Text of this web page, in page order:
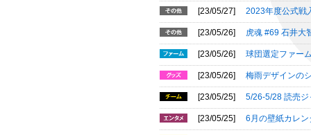
[23/05/27] 2023年度公式戦
[23/05/26] 虎魂 #69 石井大
[23/05/26] 球団選定ファー
[23/05/26] 梅雨デザインの
[23/05/25] 5/26-5/28 読売
[23/05/25] 6月の壁紙カレ